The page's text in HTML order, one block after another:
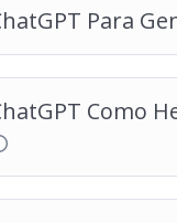
Para
Como